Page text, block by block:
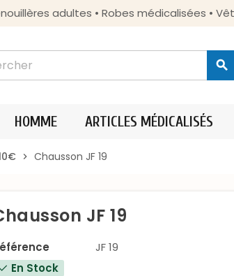
adultes • Robes médicalisées •
search
HOMME ARTICLES MÉDICALISÉS
chevron_right Chausson JF 19
JF 19
JF 19
check En Stock